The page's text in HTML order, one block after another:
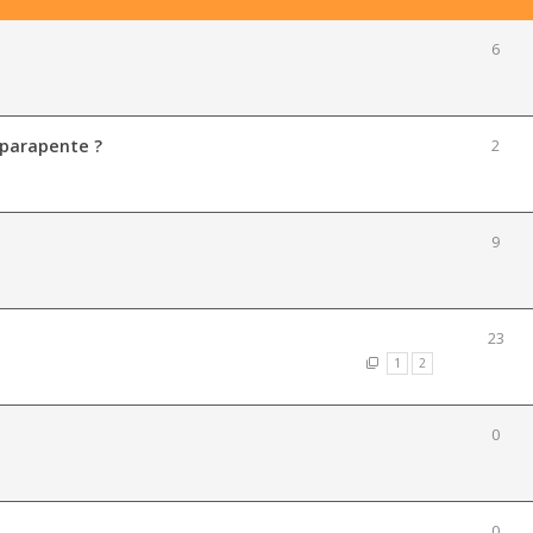
6
? 2
9
1 2
23
0